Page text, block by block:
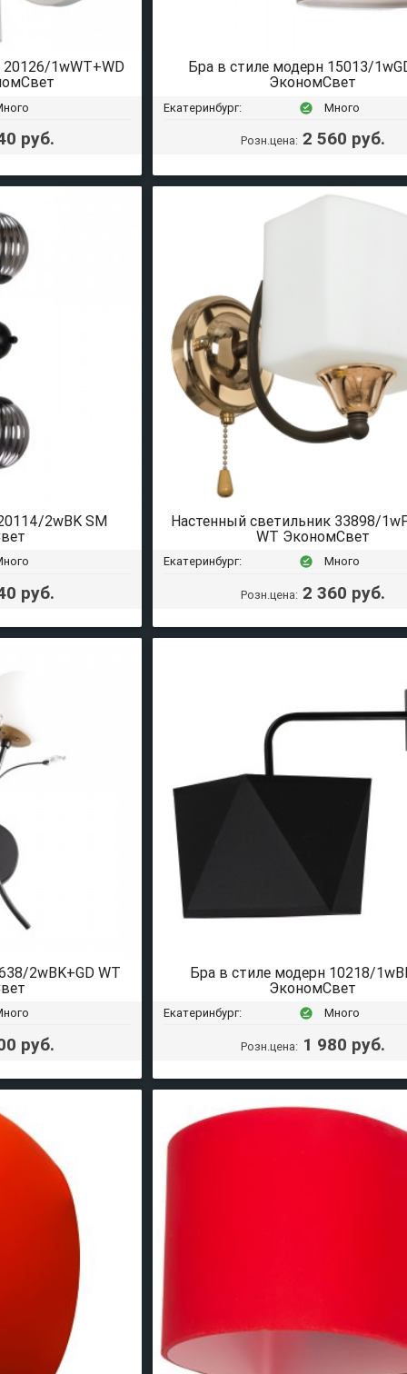
1wWT+WD
руб.
Бра в стиле модерн 15013/
ЭкономСвет
Екатеринбург: offline_pin Много
Розн.цена: 2 560 руб.
2wBK SM
руб.
Настенный светильник 33898/
WT ЭкономСвет
Екатеринбург: offline_pin Много
Розн.цена: 2 360 руб.
2wBK+GD WT
руб.
Бра в стиле модерн 10218/
ЭкономСвет
Екатеринбург: offline_pin Много
Розн.цена: 1 980 руб.